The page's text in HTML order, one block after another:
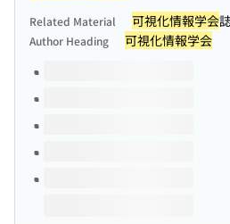
Related Material 可視化情報学会
Author Heading 可視化情報学会
Volumes of this title